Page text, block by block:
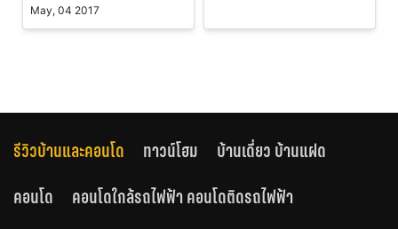
May, 04 2017
รีวิวบ้านและคอนโด ทาวน์โฮม
บ้านเดี่ยว บ้านแฝด
คอนโด
คอนโดใกล้รถไฟฟ้า คอนโดติดรถไฟฟ้า